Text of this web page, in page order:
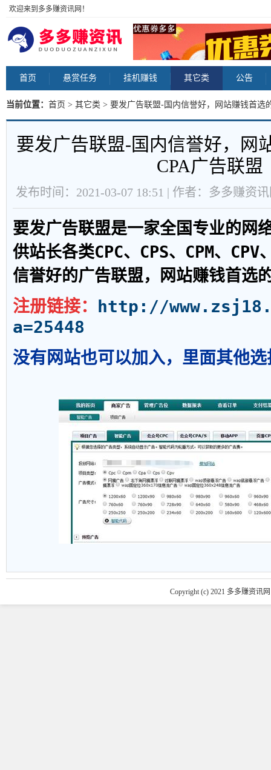
欢迎来到多多赚资讯网！
首页 悬赏任务 挂机赚钱 其它类 公告
当前位置： 首页 > 其它类 > 要发广告联盟-国内信誉好，网站赚钱首选
要发广告联盟-国内信誉好，网
CPA广告联盟
发布时间：2021-03-07 18:51 | 作者：多多赚资
要发广告联盟是一家全国专业的网
供站长各类CPC、CPS、CPM、CPV
信誉好的广告联盟，网站赚钱首选
注册链接：
http://
a=25448
没有网站也可以加入，里面其他选
Copyright (c) 2021 多多赚资讯